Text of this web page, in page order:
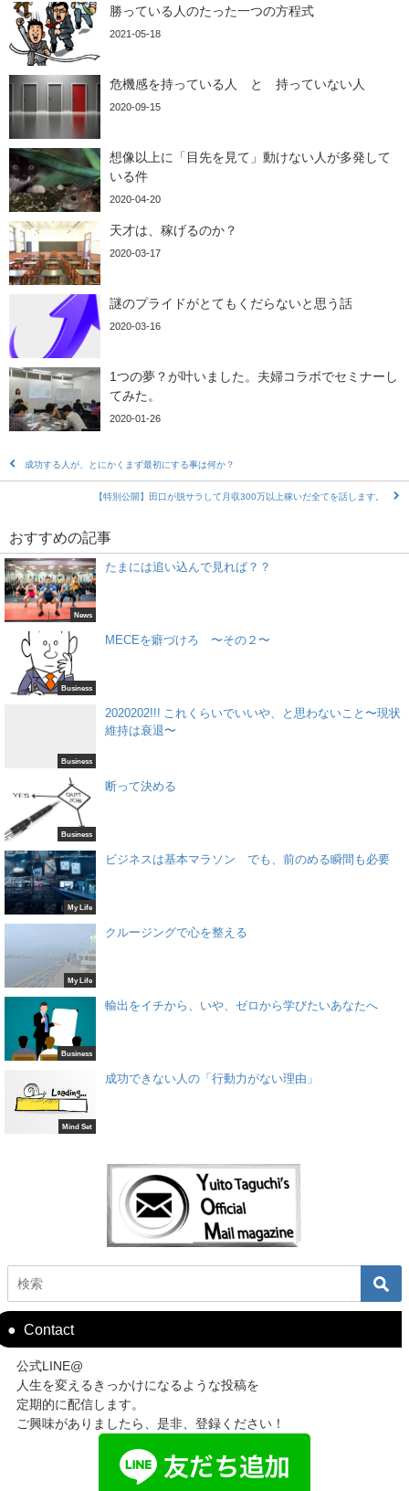
勝っている人のたった一つの方程式
2021-05-18
危機感を持っている人 と 持っていない人
2020-09-15
想像以上に「目先を見て」動けない人が多発して
いる件
2020-04-20
天才は、稼げるのか？
2020-03-17
謎のプライドがとてもくだらないと思う話
2020-03-16
1つの夢？が叶いました。夫婦コラボでセミナーし
てみた。
2020-01-26
成功する人が、とにかくまず最初にする事は何か？
【特別公開】田口が脱サラして月収300万以上稼いだ全てを話します。
おすすめの記事
News
たまには追い込んで見れば？？
Business
MECEを癖づけろ 〜その２〜
Business
2020202!!! これくらいでいいや、と思わないこと〜現状
維持は衰退〜
Business
断って決める
My Life
ビジネスは基本マラソン でも、前のめる瞬間も必要
My Life
クルージングで心を整える
Business
輸出をイチから、いや、ゼロから学びたいあなたへ
Mind Set
成功できない人の「行動力がない理由」
Contact
公式LINE@
人生を変えるきっかけになるような投稿を
定期的に配信します。
ご興味がありましたら、是非、登録ください！